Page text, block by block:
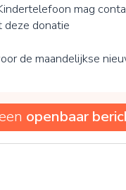
mag
donatie
de maandelijkse
openbaar